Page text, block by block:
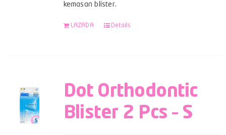
kemasan blister.
LAZADA Details
Dot Orthodontic
Blister 2 Pcs – S